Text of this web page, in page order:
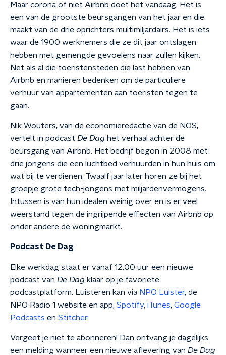
Maar corona of niet Airbnb doet het vandaag. Het is
een van de grootste beursgangen van het jaar en die
maakt van de drie oprichters multimiljardairs. Het is iets
waar de 1900 werknemers die ze dit jaar ontslagen
hebben met gemengde gevoelens naar zullen kijken.
Net als al die toeristensteden die last hebben van
Airbnb en manieren bedenken om de particuliere
verhuur van appartementen aan toeristen tegen te
gaan.
Nik Wouters, van de economieredactie van de NOS,
vertelt in podcast De Dag het verhaal achter de
beursgang van Airbnb. Het bedrijf begon in 2008 met
drie jongens die een luchtbed verhuurden in hun huis om
wat bij te verdienen. Twaalf jaar later horen ze bij het
groepje grote tech-jongens met miljardenvermogens.
Intussen is van hun idealen weinig over en is er veel
weerstand tegen de ingrijpende effecten van Airbnb op
onder andere de woningmarkt.
Podcast De Dag
Elke werkdag staat er vanaf 12.00 uur een nieuwe
podcast van De Dag klaar op je favoriete
podcastplatform. Luisteren kan via NPO Luister, de
NPO Radio 1 website en app, Spotify, iTunes, Google
Podcasts en Stitcher.
Vergeet je niet te abonneren! Dan ontvang je dagelijks
een melding wanneer een nieuwe aflevering van De Dag